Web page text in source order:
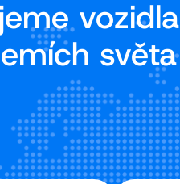
vozidla
světa